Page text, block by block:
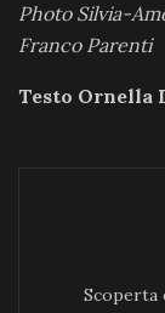
Photo Silvia-
Franco Parenti
Testo Ornella
Scoperta